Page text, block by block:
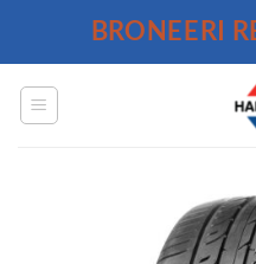
BRONEERI